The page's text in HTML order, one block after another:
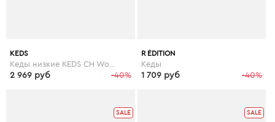
KEDS
-40%
2 969 руб
R ÉDITION
Кеды
-40%
1 709 руб
SALE SALE